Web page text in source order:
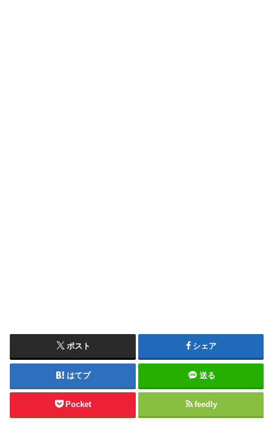
ポスト シェア
はてブ 送る
Pocket feedly